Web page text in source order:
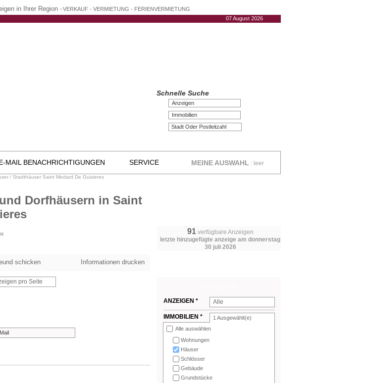
in Ihrer Region -VERKAUF - VERMIETUNG - FERIENVERMIETUNG
07 August 2026
Schnelle Suche
Anzeigen
Immobilien
MAIL BENACHRICHTIGUNGEN SERVICE MEINE AUSWAHL : leer
/ Stadthäuser Saint Medard De Guizieres
Dorfhäusern in Saint
91verfügbare Anzeigen
letzte hinzugefügte anzeige am donnerstag
30 juli 2026
schicken Informationen drucken
pro Seite
ANZEIGEN *
Alle
IMMOBILIEN * 1 Ausgewählt(e)
Alle auswählen
Wohnungen
Häuser
Schlösser
Gebäude
Grundstücke